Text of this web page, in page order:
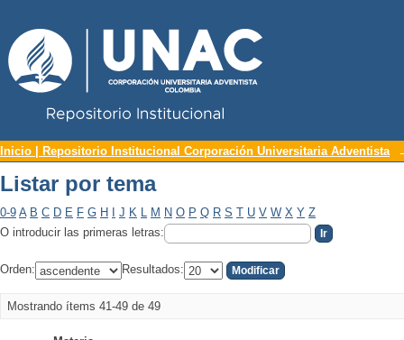
Listar por tema
Inicio | Repositorio Institucional Corporación Universitaria Adventista
Listar por tema
0-9 A B C D E F G H J K L M N O P Q R S T U V W X Y Z
O introducir las primeras letras:
Orden: Resultados:
Mostrando ítems 41-49 de 49